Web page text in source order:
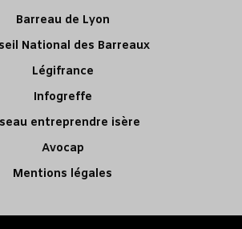
Barreau de Lyon
National des Barreaux
Légifrance
Infogreffe
entreprendre isère
Avocap
Mentions légales